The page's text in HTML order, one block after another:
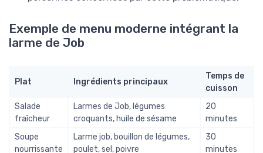
Exemple de menu moderne intégrant la
larme de Job
Plat Ingrédients principaux
Temps de
cuisson
Salade
fraîcheur
Larmes de Job, légumes
croquants, huile de sésame
20
minutes
Soupe
nourrissante
Larme job, bouillon de légumes,
poulet, sel, poivre
30
minutes